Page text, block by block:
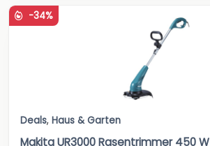
-34%
Deals, Haus & Garten
Makita UR3000 Rasentrimmer 450 W